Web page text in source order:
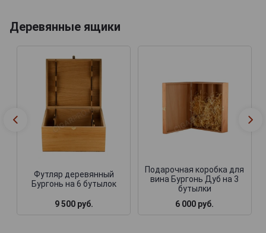
Деревянные ящики
Футляр деревянный
Бургонь на 6 бутылок
9 500 руб.
Подарочная коробка для
вина Бургонь Дуб на 3
бутылки
6 000 руб.